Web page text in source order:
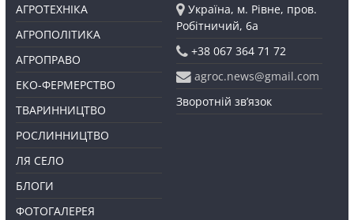
АГРОТЕХНІКА
АГРОПОЛІТИКА
АГРОПРАВО
ЕКО-ФЕРМЕРСТВО
ТВАРИННИЦТВО
РОСЛИННИЦТВО
ЛЯ СЕЛО
БЛОГИ
ФОТОГАЛЕРЕЯ
Україна, м. Рівне, пров.
Робітничий, 6а
+38 067 364 71 72
agroc.news@gmail.com
Зворотній зв’язок